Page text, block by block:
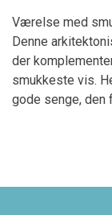
Værelse med
Denne
der
smukkeste vis.
gode senge, den